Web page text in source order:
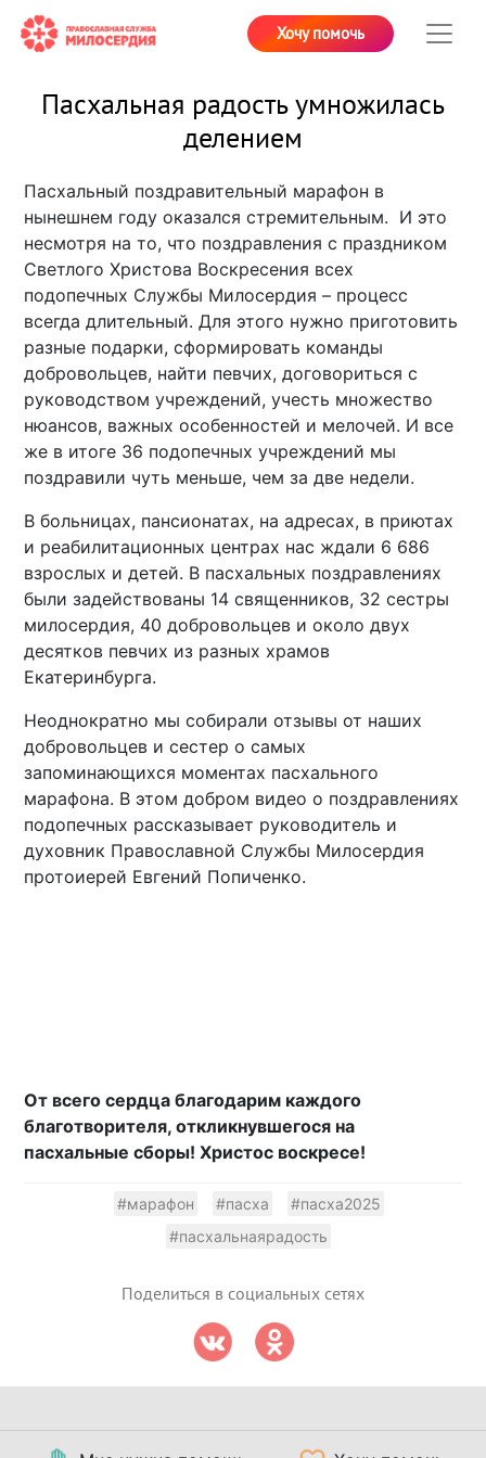
Хочу помочь
Пасхальная радость умножилась
делением
Пасхальный поздравительный марафон в
нынешнем году оказался стремительным. И это
несмотря на то, что поздравления с праздником
Светлого Христова Воскресения всех
подопечных Службы Милосердия – процесс
всегда длительный. Для этого нужно приготовить
разные подарки, сформировать команды
добровольцев, найти певчих, договориться с
руководством учреждений, учесть множество
нюансов, важных особенностей и мелочей. И все
же в итоге 36 подопечных учреждений мы
поздравили чуть меньше, чем за две недели.
В больницах, пансионатах, на адресах, в приютах
и реабилитационных центрах нас ждали 6 686
взрослых и детей. В пасхальных поздравлениях
были задействованы 14 священников, 32 сестры
милосердия, 40 добровольцев и около двух
десятков певчих из разных храмов
Екатеринбурга.
Неоднократно мы собирали отзывы от наших
добровольцев и сестер о самых
запоминающихся моментах пасхального
марафона. В этом добром видео о поздравлениях
подопечных рассказывает руководитель и
духовник Православной Службы Милосердия
протоиерей Евгений Попиченко.
От всего сердца благодарим каждого
благотворителя, откликнувшегося на
пасхальные сборы! Христос воскресе!
#марафон #пасха
#пасха2025
#пасхальнаярадость
Поделиться в социальных сетях